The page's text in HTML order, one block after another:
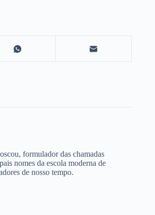
formulador das chamadas
nomes da escola moderna de
de nosso tempo.